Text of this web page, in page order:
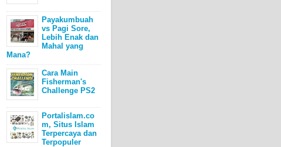
Payakumbuah
vs Pagi Sore,
Lebih Enak dan
Mahal yang
Mana?
Cara Main
Fisherman's
Challenge PS2
Portalislam.co
m, Situs Islam
Terpercaya dan
Terpopuler